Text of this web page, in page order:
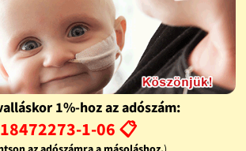
1%-hoz az adószám:
18472273-1-06 📋